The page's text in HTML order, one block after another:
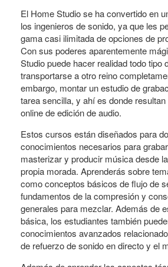
El Home Studio se ha convertido en
los ingenieros de sonido, ya que les
gama casi ilimitada de opciones de
Con sus poderes aparentemente
Studio puede hacer realidad todo tipo
transportarse a otro reino
embargo, montar un estudio de
tarea sencilla, y ahí es donde
online de edición de audio.
Estos cursos están diseñados para
conocimientos necesarios para
masterizar y producir música desde
propia morada. Aprenderás sobre
como conceptos básicos de flujo de
fundamentos de la compresión y
generales para mezclar. Además de
básica, los estudiantes también
conocimientos avanzados
de refuerzo de sonido en directo y el